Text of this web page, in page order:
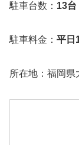
駐車台数： 13台
駐車料金： 平日
所在地：福岡